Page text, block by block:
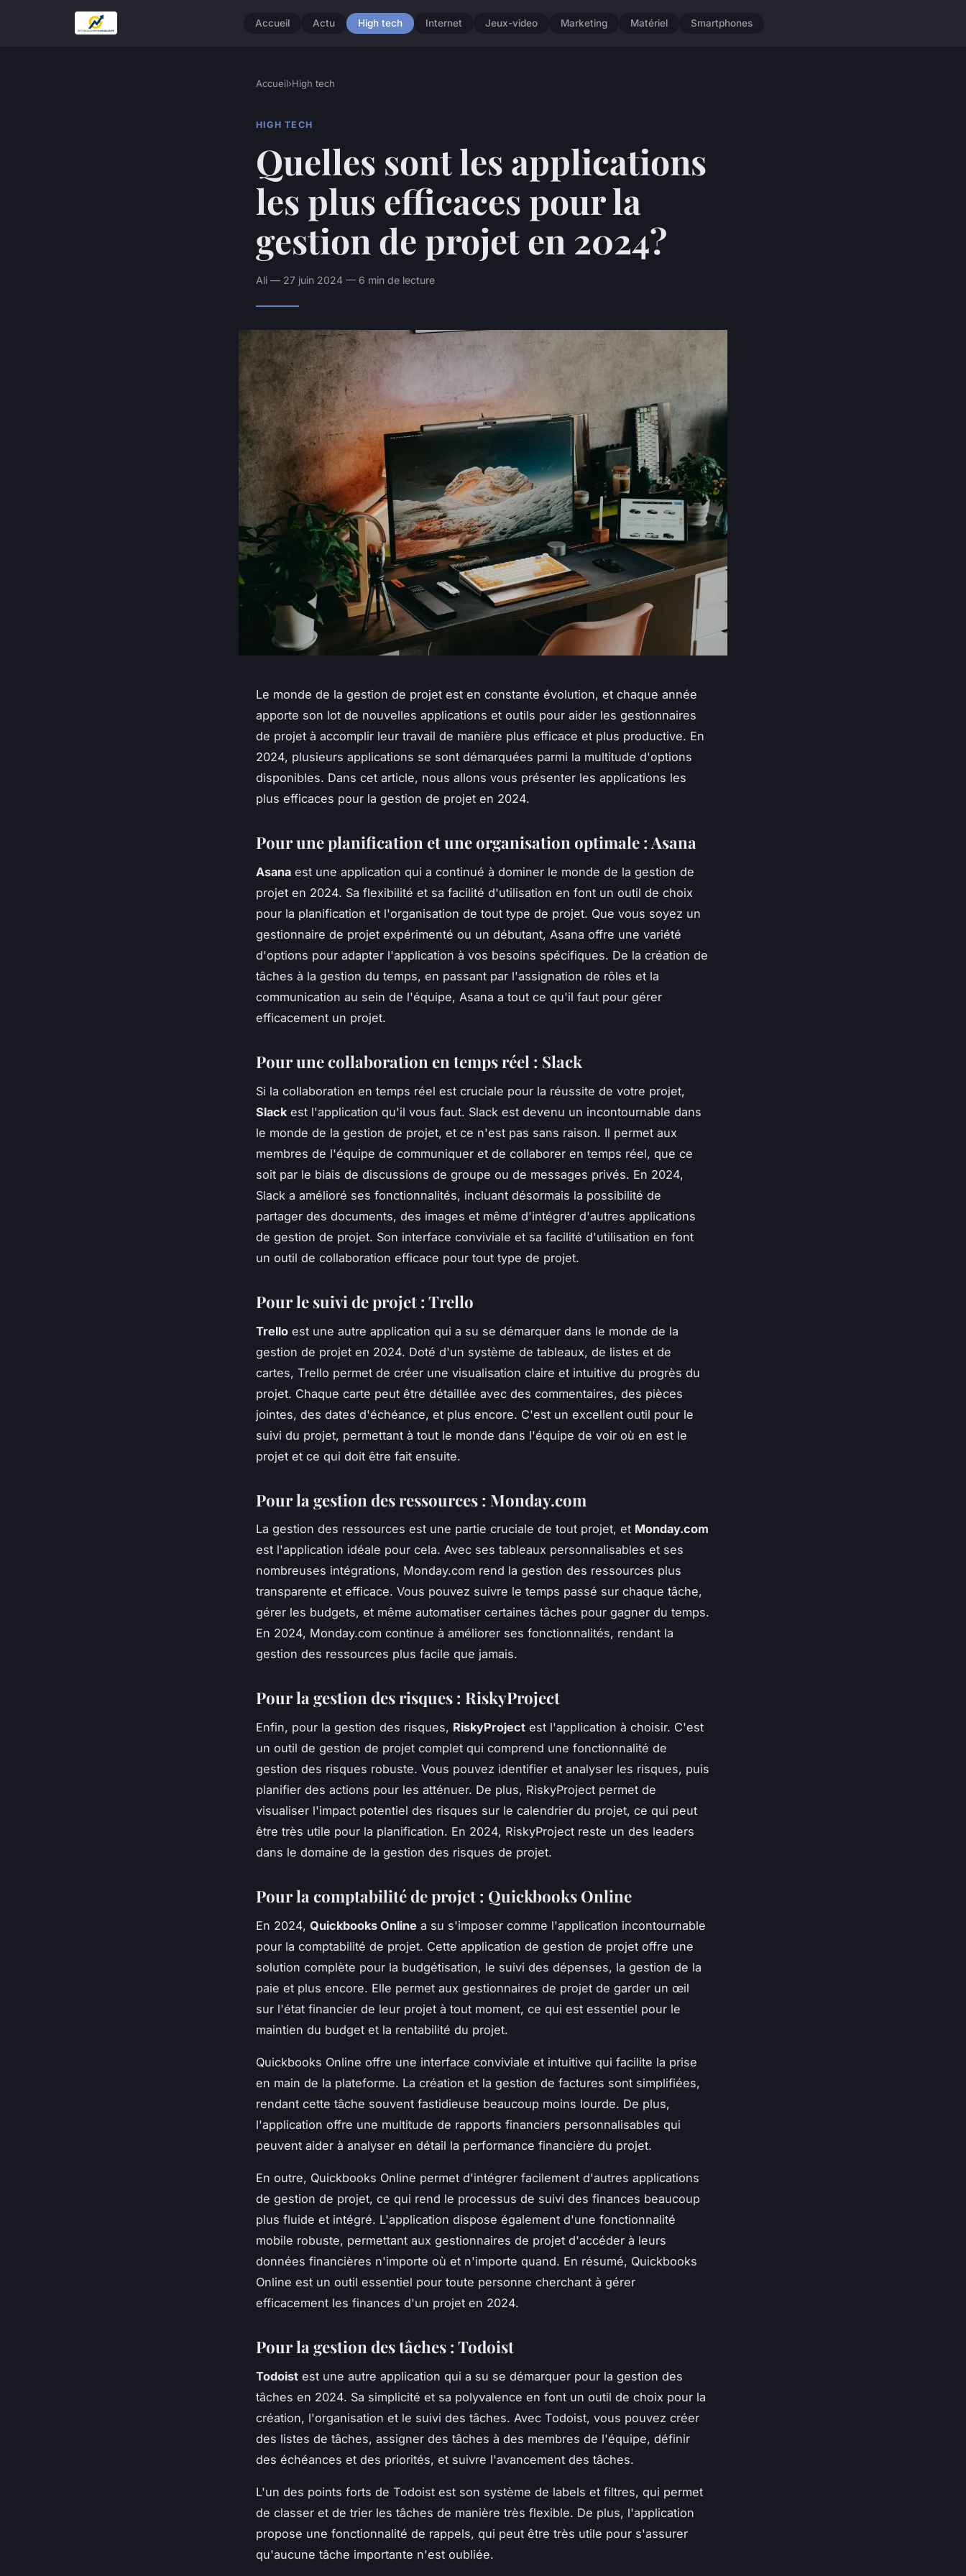
Accueil Actu High tech Internet Jeux-video Marketing Matériel Smartphones
Accueil›High tech
HIGH TECH
Quelles sont les applications
les plus efficaces pour la
gestion de projet en 2024?
Ali — 27 juin 2024 — 6 min de lecture
Le monde de la gestion de projet est en constante évolution, et chaque année
apporte son lot de nouvelles applications et outils pour aider les gestionnaires
de projet à accomplir leur travail de manière plus efficace et plus productive. En
2024, plusieurs applications se sont démarquées parmi la multitude d'options
disponibles. Dans cet article, nous allons vous présenter les applications les
plus efficaces pour la gestion de projet en 2024.
Pour une planification et une organisation optimale : Asana
Asana est une application qui a continué à dominer le monde de la gestion de
projet en 2024. Sa flexibilité et sa facilité d'utilisation en font un outil de choix
pour la planification et l'organisation de tout type de projet. Que vous soyez un
gestionnaire de projet expérimenté ou un débutant, Asana offre une variété
d'options pour adapter l'application à vos besoins spécifiques. De la création de
tâches à la gestion du temps, en passant par l'assignation de rôles et la
communication au sein de l'équipe, Asana a tout ce qu'il faut pour gérer
efficacement un projet.
Pour une collaboration en temps réel : Slack
Si la collaboration en temps réel est cruciale pour la réussite de votre projet,
Slack est l'application qu'il vous faut. Slack est devenu un incontournable dans
le monde de la gestion de projet, et ce n'est pas sans raison. Il permet aux
membres de l'équipe de communiquer et de collaborer en temps réel, que ce
soit par le biais de discussions de groupe ou de messages privés. En 2024,
Slack a amélioré ses fonctionnalités, incluant désormais la possibilité de
partager des documents, des images et même d'intégrer d'autres applications
de gestion de projet. Son interface conviviale et sa facilité d'utilisation en font
un outil de collaboration efficace pour tout type de projet.
Pour le suivi de projet : Trello
Trello est une autre application qui a su se démarquer dans le monde de la
gestion de projet en 2024. Doté d'un système de tableaux, de listes et de
cartes, Trello permet de créer une visualisation claire et intuitive du progrès du
projet. Chaque carte peut être détaillée avec des commentaires, des pièces
jointes, des dates d'échéance, et plus encore. C'est un excellent outil pour le
suivi du projet, permettant à tout le monde dans l'équipe de voir où en est le
projet et ce qui doit être fait ensuite.
Pour la gestion des ressources : Monday.com
La gestion des ressources est une partie cruciale de tout projet, et Monday.com
est l'application idéale pour cela. Avec ses tableaux personnalisables et ses
nombreuses intégrations, Monday.com rend la gestion des ressources plus
transparente et efficace. Vous pouvez suivre le temps passé sur chaque tâche,
gérer les budgets, et même automatiser certaines tâches pour gagner du temps.
En 2024, Monday.com continue à améliorer ses fonctionnalités, rendant la
gestion des ressources plus facile que jamais.
Pour la gestion des risques : RiskyProject
Enfin, pour la gestion des risques, RiskyProject est l'application à choisir. C'est
un outil de gestion de projet complet qui comprend une fonctionnalité de
gestion des risques robuste. Vous pouvez identifier et analyser les risques, puis
planifier des actions pour les atténuer. De plus, RiskyProject permet de
visualiser l'impact potentiel des risques sur le calendrier du projet, ce qui peut
être très utile pour la planification. En 2024, RiskyProject reste un des leaders
dans le domaine de la gestion des risques de projet.
Pour la comptabilité de projet : Quickbooks Online
En 2024, Quickbooks Online a su s'imposer comme l'application incontournable
pour la comptabilité de projet. Cette application de gestion de projet offre une
solution complète pour la budgétisation, le suivi des dépenses, la gestion de la
paie et plus encore. Elle permet aux gestionnaires de projet de garder un œil
sur l'état financier de leur projet à tout moment, ce qui est essentiel pour le
maintien du budget et la rentabilité du projet.
Quickbooks Online offre une interface conviviale et intuitive qui facilite la prise
en main de la plateforme. La création et la gestion de factures sont simplifiées,
rendant cette tâche souvent fastidieuse beaucoup moins lourde. De plus,
l'application offre une multitude de rapports financiers personnalisables qui
peuvent aider à analyser en détail la performance financière du projet.
En outre, Quickbooks Online permet d'intégrer facilement d'autres applications
de gestion de projet, ce qui rend le processus de suivi des finances beaucoup
plus fluide et intégré. L'application dispose également d'une fonctionnalité
mobile robuste, permettant aux gestionnaires de projet d'accéder à leurs
données financières n'importe où et n'importe quand. En résumé, Quickbooks
Online est un outil essentiel pour toute personne cherchant à gérer
efficacement les finances d'un projet en 2024.
Pour la gestion des tâches : Todoist
Todoist est une autre application qui a su se démarquer pour la gestion des
tâches en 2024. Sa simplicité et sa polyvalence en font un outil de choix pour la
création, l'organisation et le suivi des tâches. Avec Todoist, vous pouvez créer
des listes de tâches, assigner des tâches à des membres de l'équipe, définir
des échéances et des priorités, et suivre l'avancement des tâches.
L'un des points forts de Todoist est son système de labels et filtres, qui permet
de classer et de trier les tâches de manière très flexible. De plus, l'application
propose une fonctionnalité de rappels, qui peut être très utile pour s'assurer
qu'aucune tâche importante n'est oubliée.